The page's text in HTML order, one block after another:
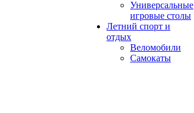
Универсальные
игровые столы
Летний спорт и
отдых
Веломобили
Самокаты